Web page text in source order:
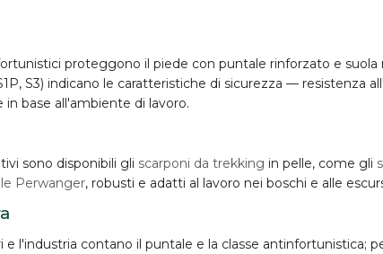
proteggono il piede con puntale rinforzato e suola
S3) indicano le caratteristiche di sicurezza — resistenza
base all'ambiente di lavoro.
sono disponibili gli scarponi da trekking in pelle, come gli
Perwanger, robusti e adatti al lavoro nei boschi e alle
e l'industria contano il puntale e la classe antinfortunistica;